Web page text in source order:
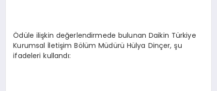
Ödüle ilişkin değerlendirmede bulunan Daikin Türkiye
Kurumsal İletişim Bölüm Müdürü Hülya Dinçer, şu
ifadeleri kullandı: